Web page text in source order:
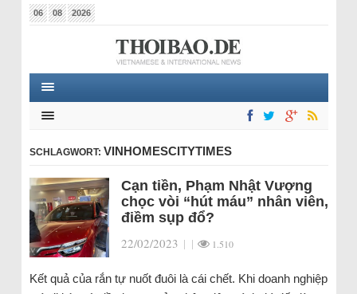
06 08 2026
SCHLAGWORT: VINHOMESCITYTIMES
Cạn tiền, Phạm Nhật Vượng
chọc vòi “hút máu” nhân viên,
điềm sụp đổ?
22/02/2023 | | 1.510
Kết quả của rắn tự nuốt đuôi là cái chết. Khi doanh nghiệp